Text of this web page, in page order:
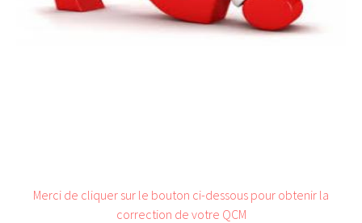
Merci de cliquer sur le bouton ci-dessous pour obtenir la
correction de votre QCM